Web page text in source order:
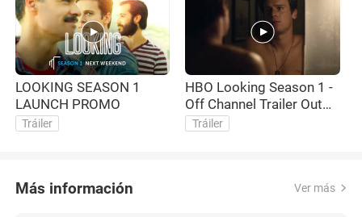
LOOKING SEASON 1
LAUNCH PROMO
Tráiler
HBO Looking Season 1 -
Off Channel Trailer Out
100 Event
Tráiler
Más información Ver más